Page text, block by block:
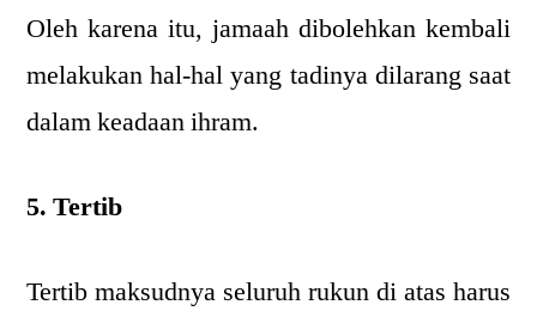
Oleh karena itu, jamaah dibolehkan kembali
melakukan hal-hal yang tadinya dilarang saat
dalam keadaan ihram.
5. Tertib
Tertib maksudnya seluruh rukun di atas harus